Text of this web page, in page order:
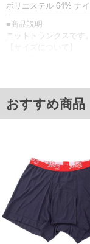
ポリエステル 64% ナ
■商品説明
ニットトランクスです。
サイズ表のウエストサ
■サイズ表
サイズ/ウエスト(適応)
6L/125～140
7L/135～150
8L/145～160
単位はcm
※【返品交換について】
返品交換希望の方は、商品
下着(肌着)やワイシャツは
ご了承くださいませ。
おすすめ商品